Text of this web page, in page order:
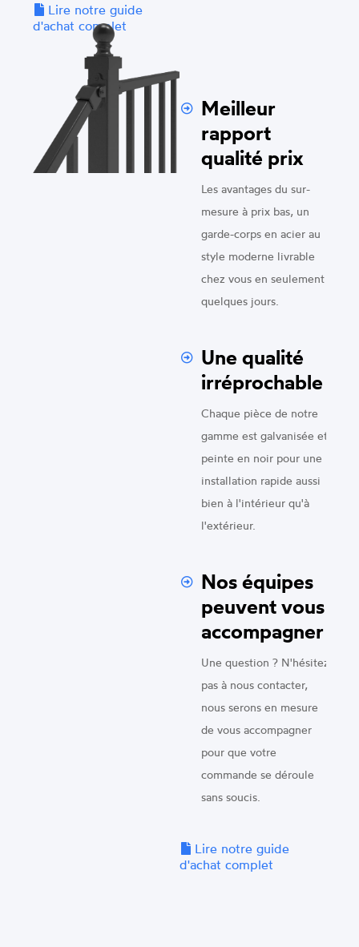
Lire notre guide
d'achat complet
Meilleur
rapport
qualité prix
Les avantages du sur-
mesure à prix bas, un
garde-corps en acier au
style moderne livrable
chez vous en seulement
quelques jours.
Une qualité
irréprochable
Chaque pièce de notre
gamme est galvanisée et
peinte en noir pour une
installation rapide aussi
bien à l'intérieur qu'à
l'extérieur.
Nos équipes
peuvent vous
accompagner
Une question ? N'hésitez
pas à nous contacter,
nous serons en mesure
de vous accompagner
pour que votre
commande se déroule
sans soucis.
Lire notre guide
d'achat complet